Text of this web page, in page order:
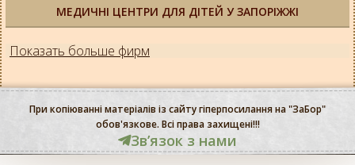
МЕДИЧНІ ЦЕНТРИ ДЛЯ ДІТЕЙ У ЗАПОРІЖЖІ
Показать больше фирм
При копіюванні матеріалів із сайту гіперпосилання на "ЗаБор"
обов'язкове. Всі права захищені!!!
Звʼязок з нами